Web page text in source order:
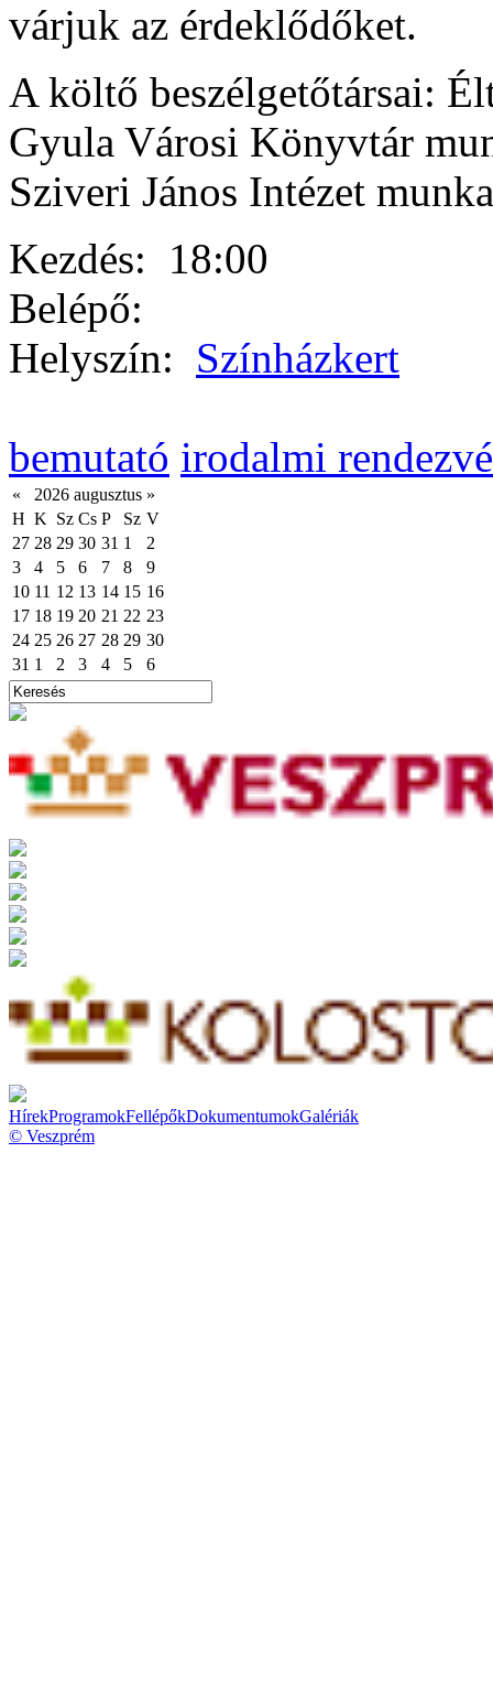
várjuk az érdeklődőket.
A költő beszélgetőtársai:
Gyula Városi Könyvtár
Sziveri János Intézet
Kezdés: 18:00
Belépő:
Helyszín: Színházkert
bemutató irodalmi
« 2026 augusztus »
H K Sz Cs P Sz V
27 28 29 30 31 1
2
3
4 5 6 7 8
9
10 11 12 13 14 15 16
17 18 19 20 21 22 23
24 25 26 27 28 29 30
31 1 2 3 4 5 6
HírekProgramokFellépőkDokumentumokGalériák
© Veszprém